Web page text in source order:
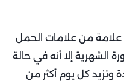
علامة من علامات الحمل
الشهرية إلا أنه في حالة
كل يوم أكثر من